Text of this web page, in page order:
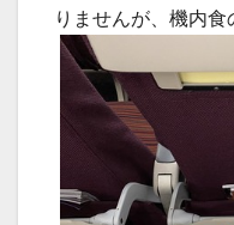
りませんが、機内食